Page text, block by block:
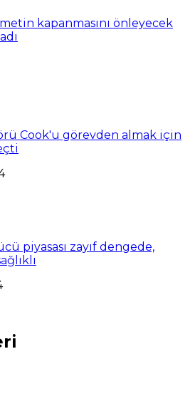
kapanmasını önleyecek
Cook'u görevden almak için
piyasası zayıf dengede,